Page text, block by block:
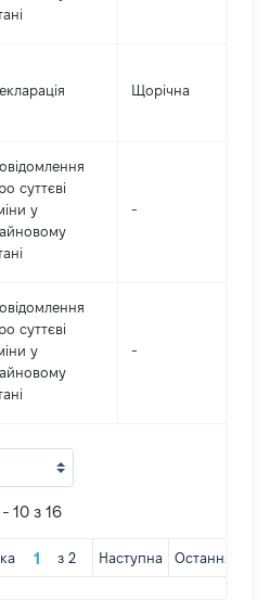
Щорічна
суттєві
y
-
суттєві
y
-
- 10 з 16
з 2 Наступна Остання